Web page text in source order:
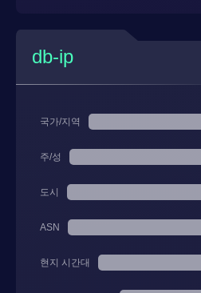
db-ip
국가/지역
주/성
도시
ASN
현지 시간대